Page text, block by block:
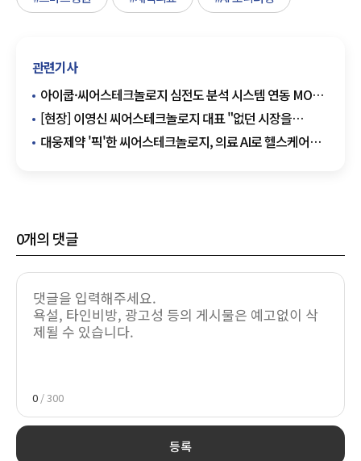
관련기사
아이쿱·씨어스테크놀로지 심전도 분석 시스템 연동 MOU
체결
[현장] 이영신 씨어스테크놀로지 대표 "없던 시장을
만들었다…입원 퇴원환자 AI 모니터링 선도"
대웅제약 '픽'한 씨어스테크놀로지, 의료 AI로 헬스케어
0개의 댓글
0 / 300
등록